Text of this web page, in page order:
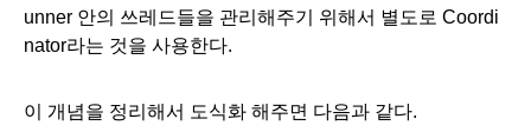
unner 안의 쓰레드들을 관리해주기 위해서 별도로 Coordi
nator라는 것을 사용한다.
이 개념을 정리해서 도식화 해주면 다음과 같다.